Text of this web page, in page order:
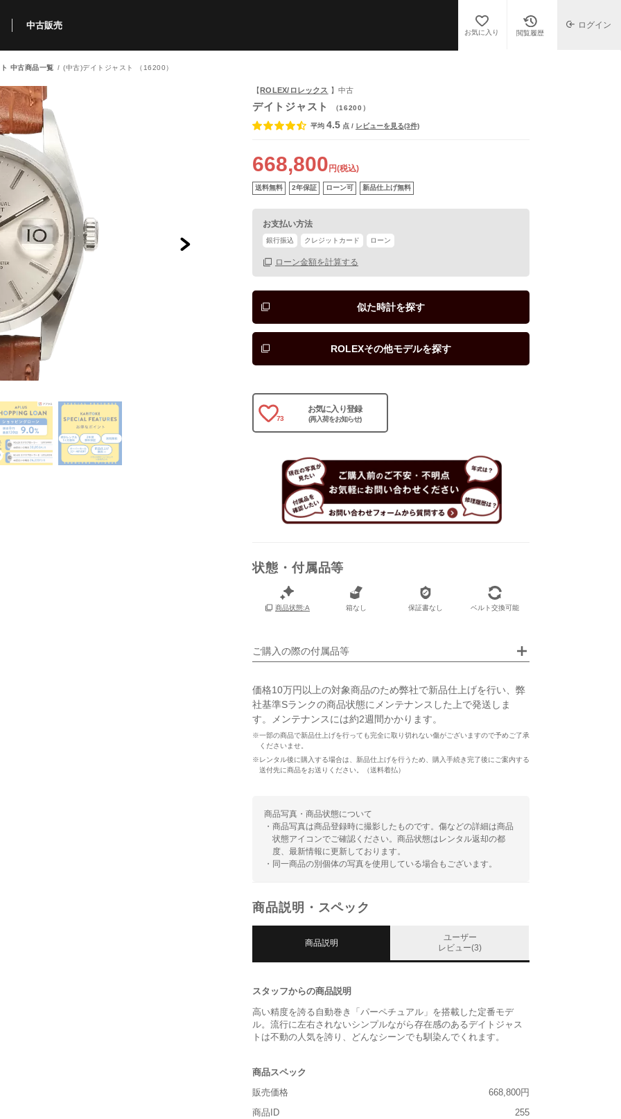
限定商品 購入可能商品
できるポイント カリトケとは？
用方法 Q&A
中古販売
中古販売商品 ブランド一覧
お気に入り 閲覧履歴
ログイン
中古商品一覧 (中古)デイトジャスト （16200）
【ROLEX/ロレックス 】中古
デイトジャスト （16200）
平均 4.5 点 / レビューを見る(3件)
668,800 円(税込)
送料無料 2年保証 ローン可 新品仕上げ無料
お支払い方法
銀行振込 クレジットカード ローン
ローン金額を計算する
似た時計を探す
ROLEXその他モデルを探す
73
お気に入り登録
(再入荷をお知らせ)
状態・付属品等
商品状態:A 箱なし 保証書なし ベルト交換可能
ご購入の際の付属品等
なし
価格10万円以上の対象商品のため弊社で新品仕上げを行い、弊
社基準Sランクの商品状態にメンテナンスした上で発送しま
す。メンテナンスには約2週間かかります。
※一部の商品で新品仕上げを行っても完全に取り切れない傷がございますので予めご了承
くださいませ。
※レンタル後に購入する場合は、新品仕上げを行うため、購入手続き完了後にご案内する
送付先に商品をお送りください。（送料着払）
商品写真・商品状態について
・商品写真は商品登録時に撮影したものです。傷などの詳細は商品
状態アイコンでご確認ください。商品状態はレンタル返却の都
度、最新情報に更新しております。
・同一商品の別個体の写真を使用している場合もございます。
商品説明・スペック
商品説明
ユーザー
レビュー(3)
スタッフからの商品説明
高い精度を誇る自動巻き「パーペチュアル」を搭載した定番モデ
ル。流行に左右されないシンプルながら存在感のあるデイトジャス
トは不動の人気を誇り、どんなシーンでも馴染んでくれます。
商品スペック
販売価格
668,800円
商品ID
255